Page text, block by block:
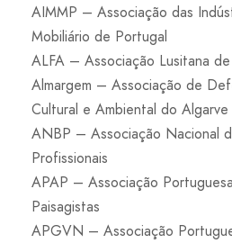
AIMMP – Associação das
Mobiliário de Portugal
ALFA – Associação Lusitana
Almargem – Associação de
Cultural e Ambiental do Algarve
ANBP – Associação Nacional
Profissionais
APAP – Associação
Paisagistas
APGVN – Associação